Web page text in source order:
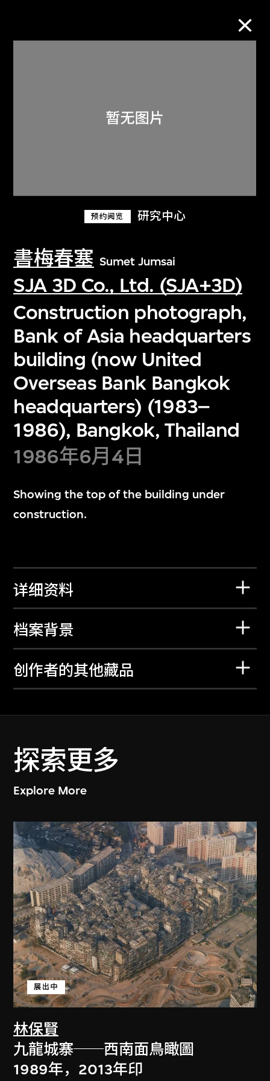
预约阅览 研究中心
書梅春塞 Sumet Jumsai
SJA 3D Co., Ltd. (SJA+3D)
Construction photograph,
Bank of Asia headquarters
building (now United
Overseas Bank Bangkok
headquarters) (1983–
1986), Bangkok, Thailand
1986年6月4日
Showing the top of the building under
construction.
详细资料
档案背景
创作者的其他藏品
探索更多
Explore More
林保賢
展出中
九龍城寨──西南面鳥瞰圖
1989年，2013年印
关于M+藏品
探索世界顶级的二十及二十一世纪视觉
文化藏品。